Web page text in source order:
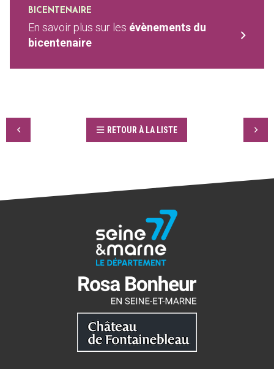
BICENTENAIRE
En savoir plus sur les évènements du
bicentenaire
RETOUR À LA LISTE